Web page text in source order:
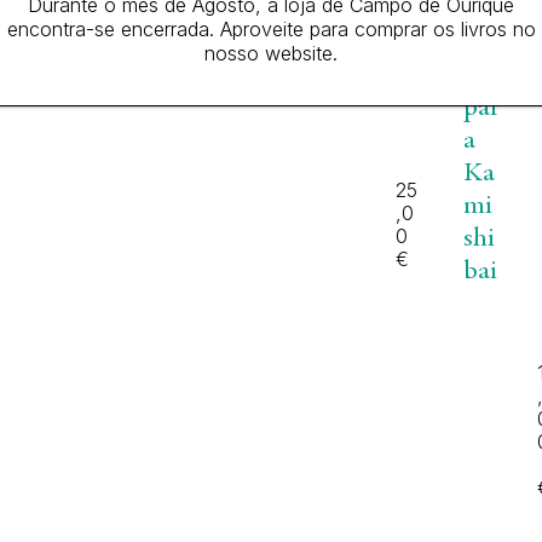
25
,0
0
€
n
a
Te
atr
par
a
Ka
mi
shi
bai
Durante o mês de Agosto, a loja de Campo de Ourique
encontra-se encerrada. Aproveite para comprar os livros no
nosso website.